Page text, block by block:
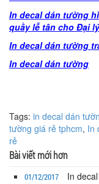
In decal dán tường
quầy lễ tân cho Đại
In decal dán tường
In decal dán tường
Tags: in decal dán
tường giá rẻ tphcm, In
rẻ
Bài viết mới hơn
01/12/2017 In